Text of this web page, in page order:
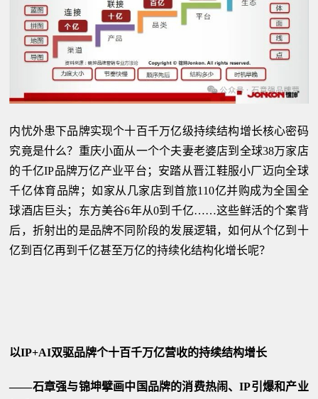
内忧外患下品牌实现个十百千万亿级持续结构增长核心密码
究竟是什么？重庆小面从一个个夫妻老婆店到全球38万家店
的千亿IP品牌万亿产业平台；安踏从晋江鞋服小厂迈向全球
千亿体育品牌；如家从几家店到首旅110亿并购成为全国全
球酒店巨头；东方美谷6年从0到千亿……这些鲜活的个案背
后，折射出的是品牌不同阶段的发展逻辑，如何从个亿到十
亿到百亿再到千亿甚至万亿的持续化结构化增长呢？
以IP+AI双驱品牌个十百千万亿营收的持续结构增长
——石章强与锦坤擘画中国品牌的消费热闹、IP引爆和产业